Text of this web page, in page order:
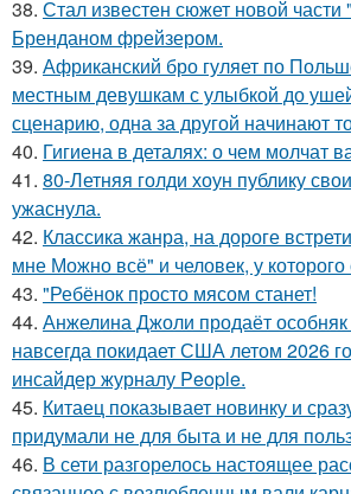
38. Стал известен сюжет новой
Бренданом фрейзером.
39. Африканский бро гуляет по
местным девушкам с улыбкой до
сценарию, одна за другой начинают
40. Гигиена в деталях: о чем молчат
41. 80-Летняя голди хоун публику
ужаснула.
42. Классика жанра, на дороге
мне Можно всё" и человек, у которого
43. "Ребёнок просто мясом станет!
44. Анжелина Джоли продаёт
навсегда покидает США летом 2026
инсайдер журналу People.
45. Китаец показывает новинку и
придумали не для быта и не для
46. В сети разгорелось настоящее